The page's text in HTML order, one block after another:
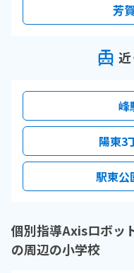
芳
峰
陽東3
駅東公
個別指導Axisロボッ
の周辺の小学校